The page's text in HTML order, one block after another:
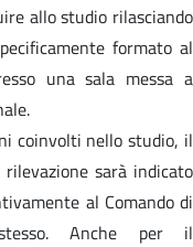
allo studio rilasciando
formato al
una sala messa a
coinvolti nello studio, il
sarà indicato
al Comando di
Anche per il